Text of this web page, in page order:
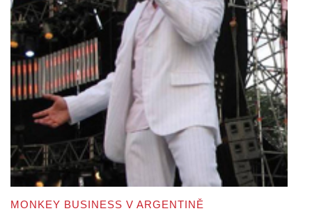
MONKEY BUSINESS V ARGENTINĚ